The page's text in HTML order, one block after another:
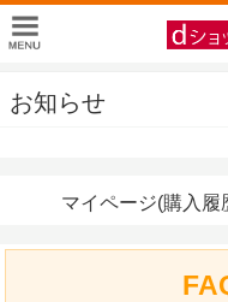
お知らせ
マイページ(購入履